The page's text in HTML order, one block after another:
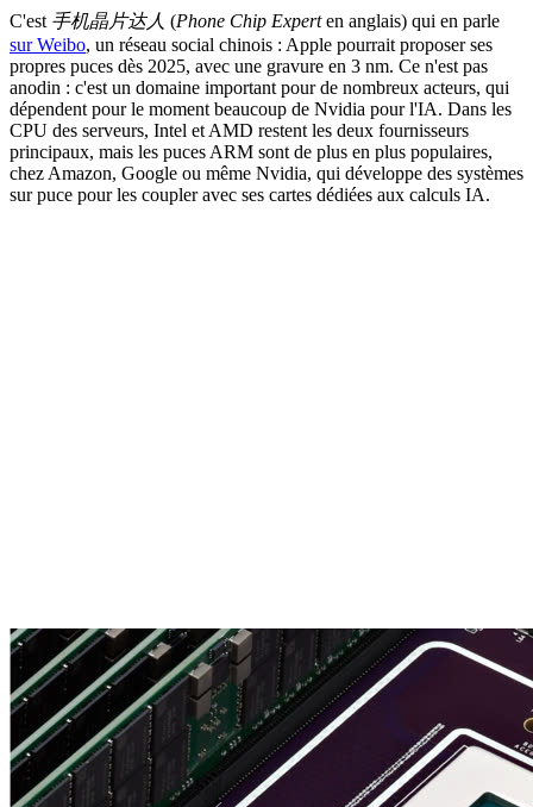
C'est 手机晶片达人 (Phone Chip Experten anglais) qui en parle
sur Weibo, un réseau social chinois : Apple pourrait proposer ses
propres puces dès 2025, avec une gravure en 3 nm. Ce n'est pas
anodin : c'est un domaine important pour de nombreux acteurs, qui
dépendent pour le moment beaucoup de Nvidia pour l'IA. Dans les
CPU des serveurs, Intel et AMD restent les deux fournisseurs
principaux, mais les puces ARM sont de plus en plus populaires,
chez Amazon, Google ou même Nvidia, qui développe des systèmes
sur puce pour les coupler avec ses cartes dédiées aux calculs IA.